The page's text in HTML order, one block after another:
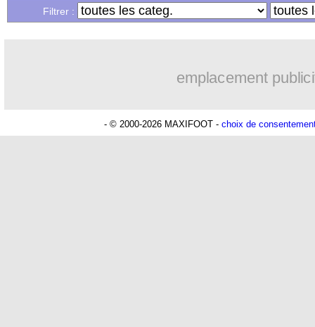
Filtrer :
emplacement
- © 2000-2026 MAXIFOOT - choix de